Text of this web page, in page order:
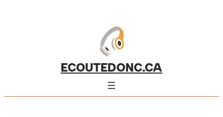
ECOUTEDONC.CA